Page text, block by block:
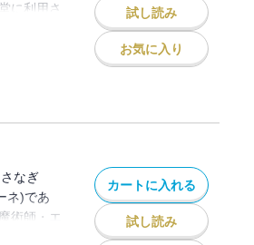
に利用さ
さらには
試し読み
お気に入り
さなぎ
ネ)であ
術師・エ
員会(せ
カートに入れる
試し読み